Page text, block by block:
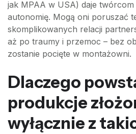
jak MPAA w USA) daje twórcom
autonomię. Mogą oni poruszać
skomplikowanych relacji
aż po traumy i przemoc – bez
zostanie pocięte w montażowni.
Dlaczego
produkcje
wyłącznie z